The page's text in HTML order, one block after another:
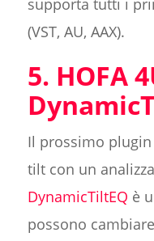
supporta tutti i
(VST, AU, AAX).
5. HOFA
Il prossimo
tilt con un
DynamicTiltEQ è
possono